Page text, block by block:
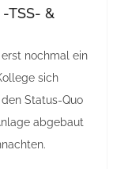
TSS- &
nochmal ein
sich
Status‐Quo
abgebaut